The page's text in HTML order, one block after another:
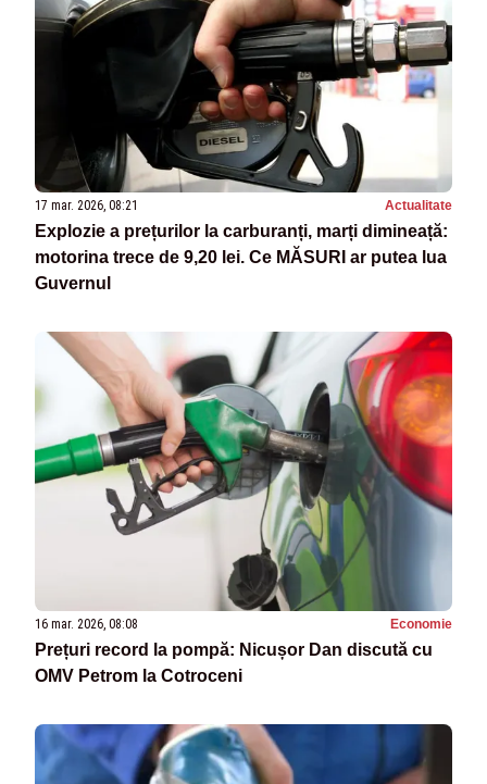
17 mar. 2026, 08:21 Actualitate
Explozie a prețurilor la carburanți, marți dimineață:
motorina trece de 9,20 lei. Ce MĂSURI ar putea lua
Guvernul
16 mar. 2026, 08:08 Economie
Prețuri record la pompă: Nicușor Dan discută cu
OMV Petrom la Cotroceni